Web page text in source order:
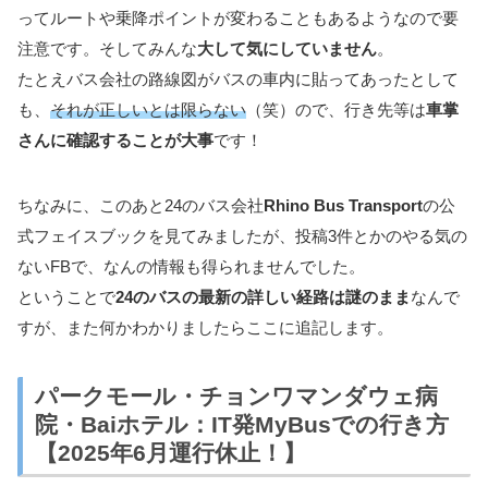
ってルートや乗降ポイントが変わることもあるようなので要
注意です。そしてみんな大して気にしていません。
たとえバス会社の路線図がバスの車内に貼ってあったとして
も、 それが正しいとは限らない （笑）ので、行き先等は車掌
さんに確認することが大事です！
ちなみに、このあと24のバス会社Rhino Bus Transportの公
式フェイスブックを見てみましたが、投稿3件とかのやる気の
ないFBで、なんの情報も得られませんでした。
ということで24のバスの最新の詳しい経路は謎のまま なんで
すが、また何かわかりましたらここに追記します。
パークモール・チョンワマンダウェ病
院・Baiホテル：IT発MyBusでの行き方
【2025年6月運行休止！】